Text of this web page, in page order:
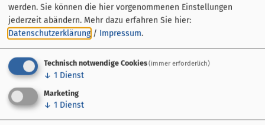
Streckenführung
Übersicht
GPS-Daten
Etappen
werden. Sie können die hier vorgenommenen Einstellungen
jederzeit abändern. Mehr dazu erfahren Sie hier:
Datenschutzerklärung / Impressum.
Technisch notwendige Cookies(immer erforderlich)
↓ 1 Dienst
Marketing
↓ 1 Dienst